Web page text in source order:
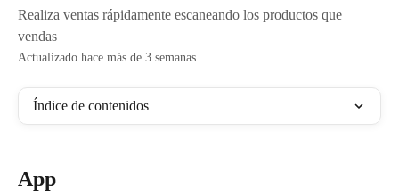
Realiza ventas rápidamente escaneando los productos que
vendas
Actualizado hace más de 3 semanas
Índice de contenidos
App